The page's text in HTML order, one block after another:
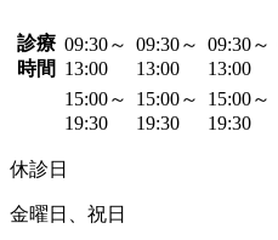
診療
時間
09:30～
13:00
09:30～
13:00
09:30～
13:00
15:00～
19:30
15:00～
19:30
15:00～
19:30
休診日
金曜日、祝日